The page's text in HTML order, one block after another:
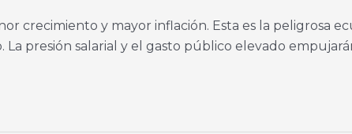
crecimiento y mayor inflación. Esta es la peligrosa
presión salarial y el gasto público elevado